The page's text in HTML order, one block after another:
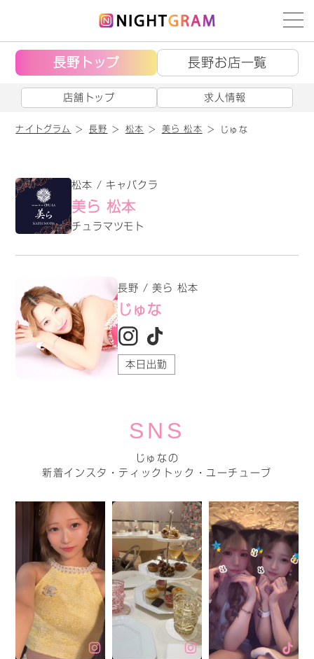
長野トップ 長野お店一覧
店舗トップ 求人情報
ナイトグラム 長野 松本 美ら 松本 じゅな
松本 / キャバクラ
美ら 松本
チュラマツモト
長野 / 美ら 松本
じゅな
本日出勤
SNS
じゅなの
新着インスタ・ティックトック・ユーチューブ